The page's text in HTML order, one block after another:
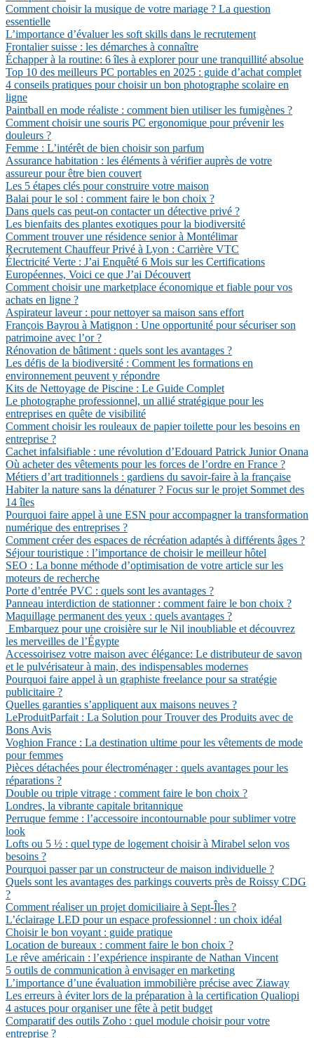
Comment choisir la musique de votre mariage ? La question
essentielle
L’importance d’évaluer les soft skills dans le recrutement
Frontalier suisse : les démarches à connaître
Échapper à la routine: 6 îles à explorer pour une tranquillité absolue
Top 10 des meilleurs PC portables en 2025 : guide d’achat complet
4 conseils pratiques pour choisir un bon photographe scolaire en
ligne
Paintball en mode réaliste : comment bien utiliser les fumigènes ?
Comment choisir une souris PC ergonomique pour prévenir les
douleurs ?
Femme : L’intérêt de bien choisir son parfum
Assurance habitation : les éléments à vérifier auprès de votre
assureur pour être bien couvert
Les 5 étapes clés pour construire votre maison
Balai pour le sol : comment faire le bon choix ?
Dans quels cas peut-on contacter un détective privé ?
Les bienfaits des plantes exotiques pour la biodiversité
Comment trouver une résidence senior à Montélimar
Recrutement Chauffeur Privé à Lyon : Carrière VTC
Électricité Verte : J’ai Enquêté 6 Mois sur les Certifications
Européennes, Voici ce que J’ai Découvert
Comment choisir une marketplace économique et fiable pour vos
achats en ligne ?
Aspirateur laveur : pour nettoyer sa maison sans effort
François Bayrou à Matignon : Une opportunité pour sécuriser son
patrimoine avec l’or ?
Rénovation de bâtiment : quels sont les avantages ?
Les défis de la biodiversité : Comment les formations en
environnement peuvent y répondre
Kits de Nettoyage de Piscine : Le Guide Complet
Le photographe professionnel, un allié stratégique pour les
entreprises en quête de visibilité
Comment choisir les rouleaux de papier toilette pour les besoins en
entreprise ?
Cachet infalsifiable : une révolution d’Edouard Patrick Junior Onana
Où acheter des vêtements pour les forces de l’ordre en France ?
Métiers d’art traditionnels : gardiens du savoir-faire à la française
Habiter la nature sans la dénaturer ? Focus sur le projet Sommet des
14 îles
Pourquoi faire appel à une ESN pour accompagner la transformation
numérique des entreprises ?
Comment créer des espaces de récréation adaptés à différents âges ?
Séjour touristique : l’importance de choisir le meilleur hôtel
SEO : La bonne méthode d’optimisation de votre article sur les
moteurs de recherche
Porte d’entrée PVC : quels sont les avantages ?
Panneau interdiction de stationner : comment faire le bon choix ?
Maquillage permanent des yeux : quels avantages ?
Embarquez pour une croisière sur le Nil inoubliable et découvrez
les merveilles de l’Égypte
Accessoirisez votre maison avec élégance: Le distributeur de savon
et le pulvérisateur à main, des indispensables modernes
Pourquoi faire appel à un graphiste freelance pour sa stratégie
publicitaire ?
Quelles garanties s’appliquent aux maisons neuves ?
LeProduitParfait : La Solution pour Trouver des Produits avec de
Bons Avis
Voghion France : La destination ultime pour les vêtements de mode
pour femmes
Pièces détachées pour électroménager : quels avantages pour les
réparations ?
Double ou triple vitrage : comment faire le bon choix ?
Londres, la vibrante capitale britannique
Perruque femme : l’accessoire incontournable pour sublimer votre
look
Lofts ou 5 ½ : quel type de logement choisir à Mirabel selon vos
besoins ?
Pourquoi passer par un constructeur de maison individuelle ?
Quels sont les avantages des parkings couverts près de Roissy CDG
?
Comment réaliser un projet domiciliaire à Sept-Îles ?
L’éclairage LED pour un espace professionnel : un choix idéal
Choisir le bon voyant : guide pratique
Location de bureaux : comment faire le bon choix ?
Le rêve américain : l’expérience inspirante de Nathan Vincent
5 outils de communication à envisager en marketing
L’importance d’une évaluation immobilière précise avec Ziaway
Les erreurs à éviter lors de la préparation à la certification Qualiopi
4 astuces pour organiser une fête à petit budget
Comparatif des outils Zoho : quel module choisir pour votre
entreprise ?